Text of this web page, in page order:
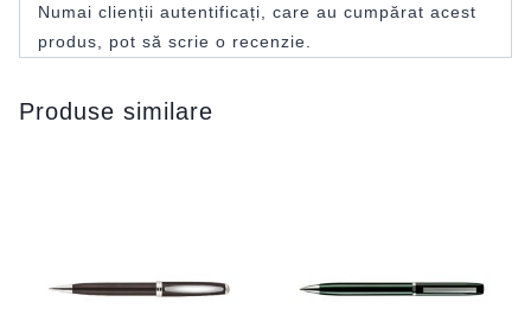
Numai clienții autentificați, care au cumpărat acest
produs, pot să scrie o recenzie.
Produse similare